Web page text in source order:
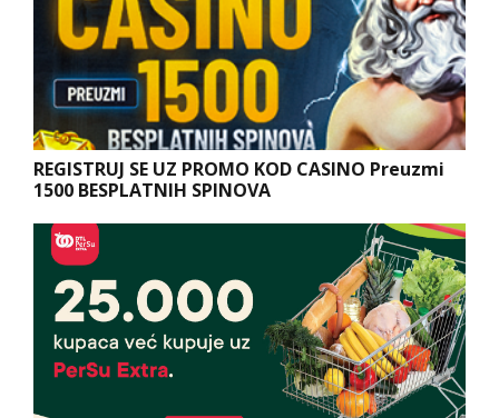
REGISTRUJ SE UZ PROMO KOD CASINO Preuzmi
1500 BESPLATNIH SPINOVA